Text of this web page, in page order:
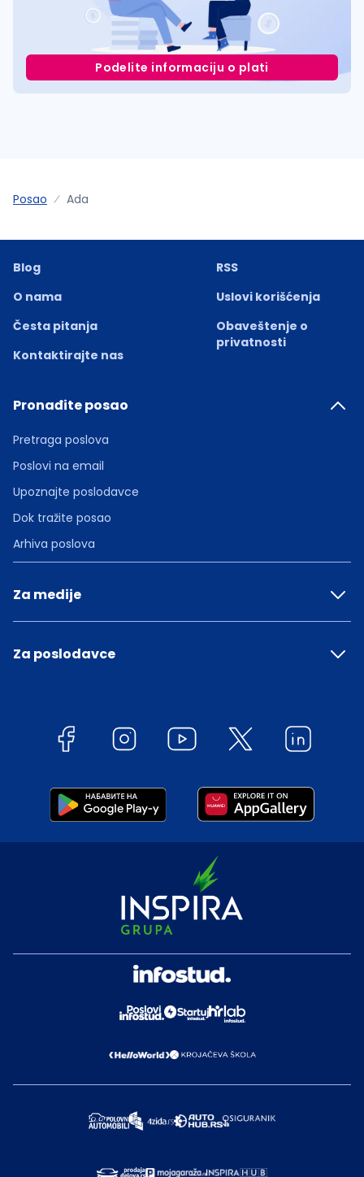
Podelite informaciju o plati
Posao Ada
Blog
O nama
Česta pitanja
Kontaktirajte nas
RSS
Uslovi korišćenja
Obaveštenje o
privatnosti
Pronađite posao
Pretraga poslova
Poslovi na email
Upoznajte poslodavce
Dok tražite posao
Arhiva poslova
Za medije
Za poslodavce